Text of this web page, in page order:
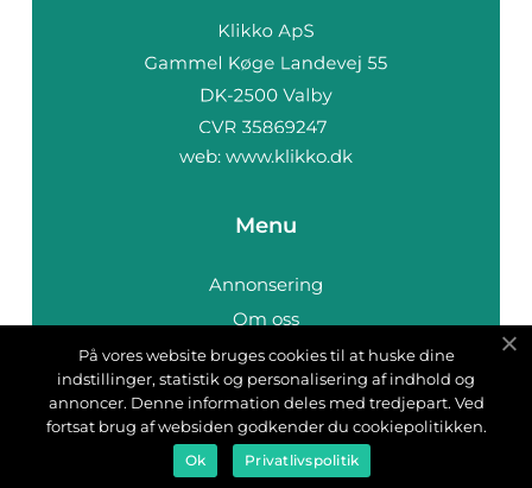
web: www.klikko.dk
Menu
Annonsering
Om oss
Cookies
Kontakta oss
Sitemap
På vores website bruges cookies til at huske dine
indstillinger, statistik og personalisering af indhold og
annoncer. Denne information deles med tredjepart. Ved
fortsat brug af websiden godkender du cookiepolitikken.
Ok Privatlivspolitik